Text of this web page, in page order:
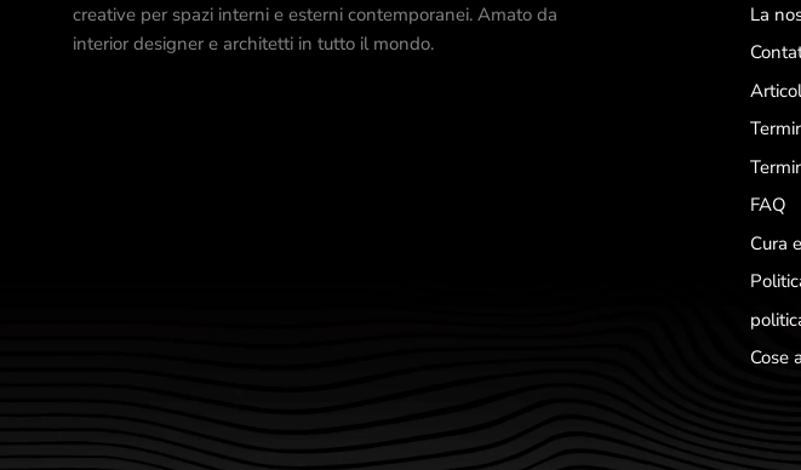
creative per spazi interni e esterni contemporanei. Amato da
interior designer e architetti in tutto il mondo.
La
FAQ
Cura
Cose